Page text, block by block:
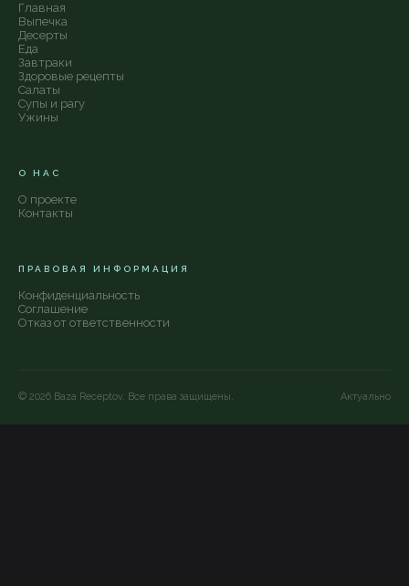
Главная
Выпечка
Десерты
Еда
Завтраки
Здоровые рецепты
Салаты
Супы и рагу
Ужины
О НАС
О проекте
Контакты
ПРАВОВАЯ ИНФОРМАЦИЯ
Конфиденциальность
Соглашение
Отказ от ответственности
© 2026 Baza Receptov. Все права защищены. Актуально